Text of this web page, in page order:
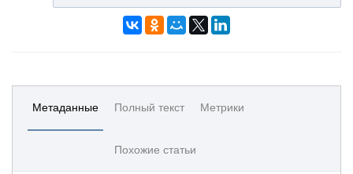
Метаданные Полный текст Метрики
Похожие статьи